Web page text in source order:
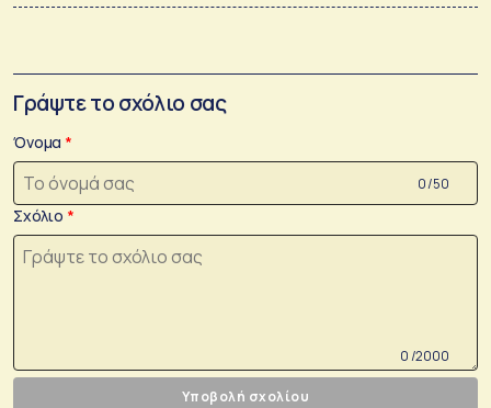
Γράψτε το σχόλιο σας
Όνομα
0 /50
Σχόλιο
0 /2000
Υποβολή σχολίου